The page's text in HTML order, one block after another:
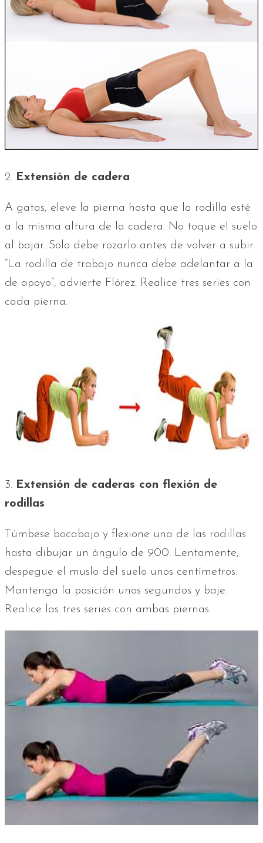
2. Extensión de cadera
A gatas, eleve la pierna hasta que la rodilla esté
a la misma altura de la cadera. No toque el suelo
al bajar. Solo debe rozarlo antes de volver a subir.
“La rodilla de trabajo nunca debe adelantar a la
de apoyo”, advierte Flórez. Realice tres series con
cada pierna.
3. Extensión de caderas con flexión de
rodillas
Túmbese bocabajo y flexione una de las rodillas
hasta dibujar un ángulo de 900. Lentamente,
despegue el muslo del suelo unos centímetros.
Mantenga la posición unos segundos y baje.
Realice las tres series con ambas piernas.